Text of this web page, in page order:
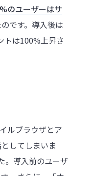
のユーザーはサ
です。導入後は
トは100%上昇さ
ルブラウザとア
してしまいま
。導入前のユーザ